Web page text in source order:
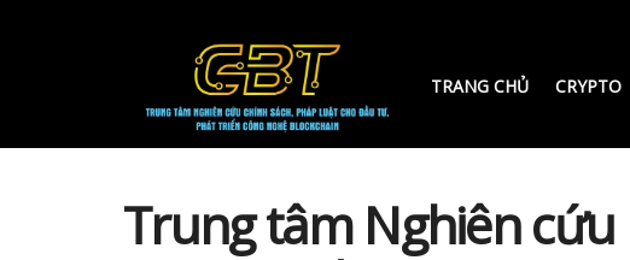
TRANG CHỦ CRYPTO
Trung tâm Nghiên